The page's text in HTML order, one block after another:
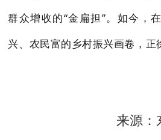
群众增收的“金扁担”。如今，
兴、农民富的乡村振兴画卷，正
来源：